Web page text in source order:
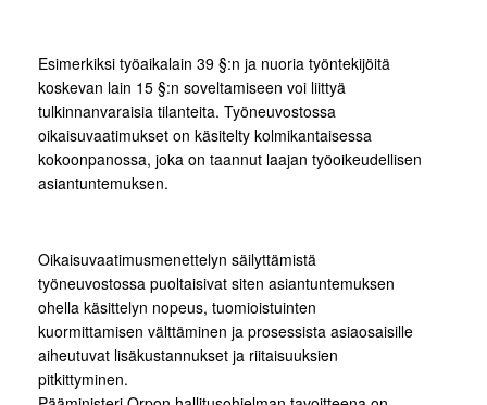
Esimerkiksi työaikalain 39 §:n ja nuoria työntekijöitä
koskevan lain 15 §:n soveltamiseen voi liittyä
tulkinnanvaraisia tilanteita. Työneuvostossa
oikaisuvaatimukset on käsitelty kolmikantaisessa
kokoonpanossa, joka on taannut laajan työoikeudellisen
asiantuntemuksen.
Oikaisuvaatimusmenettelyn säilyttämistä
työneuvostossa puoltaisivat siten asiantuntemuksen
ohella käsittelyn nopeus, tuomioistuinten
kuormittamisen välttäminen ja prosessista asiaosaisille
aiheutuvat lisäkustannukset ja riitaisuuksien
pitkittyminen.